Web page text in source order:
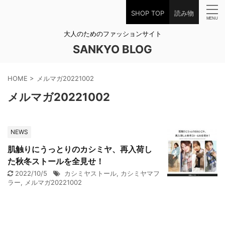
SHOP TOP 読み物
大人のためのファッションサイト
SANKYO BLOG
HOME > メルマガ20221002
メルマガ20221002
NEWS
肌触りにうっとりのカシミヤ、再入荷し
た秋冬ストールを全見せ！
2022/10/5 カシミヤストール, カシミヤマフ
ラー, メルマガ20221002